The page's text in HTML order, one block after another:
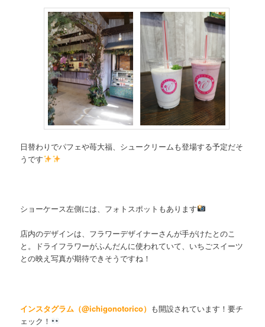
日替わりでパフェや苺大福、シュークリームも登場する予定だそ
うです
ショーケース左側には、フォトスポットもあります
店内のデザインは、フラワーデザイナーさんが手がけたとのこ
と。ドライフラワーがふんだんに使われていて、いちごスイーツ
との映え写真が期待できそうですね！
インスタグラム（@ichigonotorico） も開設されています！要チ
ェック！